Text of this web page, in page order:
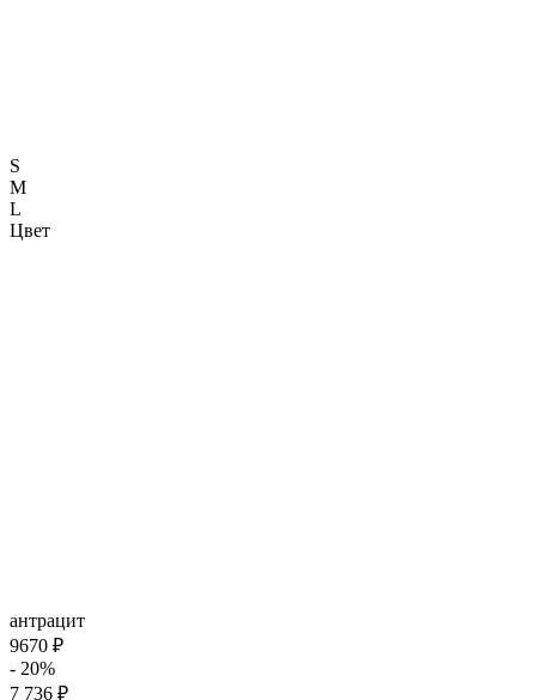
S
M
L
Цвет
антрацит
9670 ₽
- 20%
7 736 ₽